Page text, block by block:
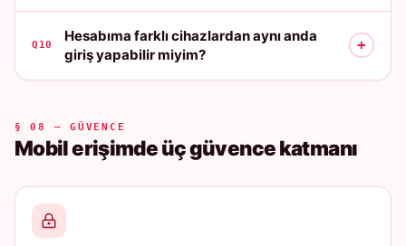
Q10
Hesabıma farklı cihazlardan aynı anda
giriş yapabilir miyim?
+
§ 08 — GÜVENCE
Mobil erişimde üç güvence katmanı